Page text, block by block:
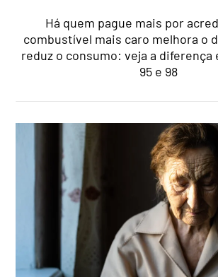
Há quem pague mais por
combustível mais caro melhora o
reduz o consumo: veja a diferença
95 e 98